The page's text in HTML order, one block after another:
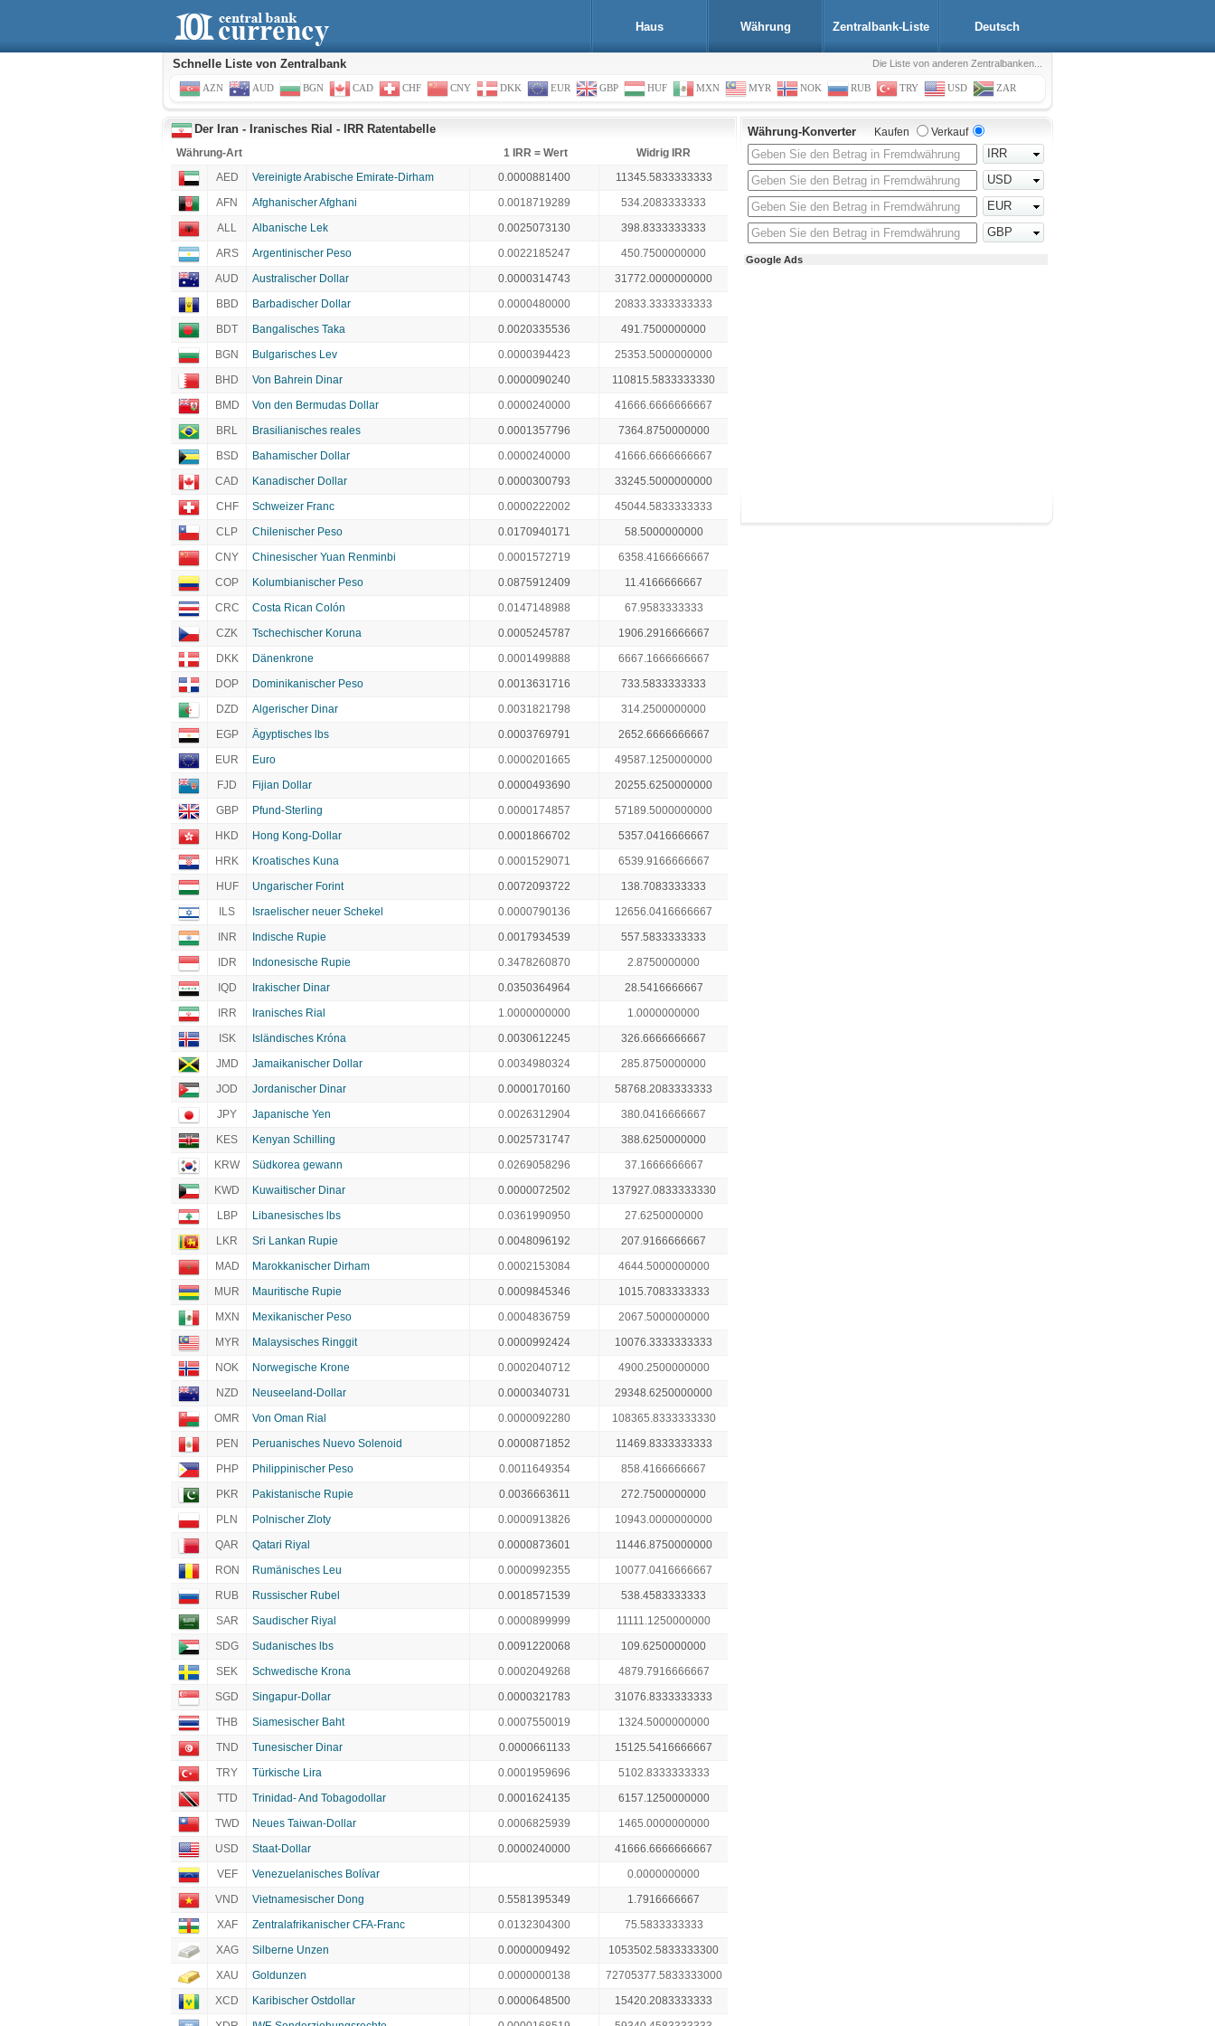
Haus Währung Zentralbank-Liste Deutsch
Schnelle Liste von Zentralbank Die Liste von anderen Zentralbanken...
AZN AUD BGN CAD CHF CNY DKK EUR GBP HUF MXN MYR NOK RUB TRY USD ZAR
Der Iran - Iranisches Rial - IRR Ratentabelle
Währung-Art 1 IRR = Wert
Widrig IRR
AED
Vereinigte Arabische Emirate-Dirham 0.0000881400
11345.5833333333
AFN
Afghanischer Afghani 0.0018719289
534.2083333333
ALL
Albanische Lek 0.0025073130
398.8333333333
ARS
Argentinischer Peso 0.0022185247
450.7500000000
AUD
Australischer Dollar 0.0000314743
31772.0000000000
BBD
Barbadischer Dollar 0.0000480000
20833.3333333333
BDT
Bangalisches Taka 0.0020335536
491.7500000000
BGN
Bulgarisches Lev 0.0000394423
25353.5000000000
BHD
Von Bahrein Dinar 0.0000090240
110815.5833333330
BMD
Von den Bermudas Dollar 0.0000240000
41666.6666666667
BRL
Brasilianisches reales 0.0001357796
7364.8750000000
BSD
Bahamischer Dollar 0.0000240000
41666.6666666667
CAD
Kanadischer Dollar 0.0000300793
33245.5000000000
CHF
Schweizer Franc 0.0000222002
45044.5833333333
CLP
Chilenischer Peso 0.0170940171
58.5000000000
CNY
Chinesischer Yuan Renminbi 0.0001572719
6358.4166666667
COP
Kolumbianischer Peso 0.0875912409
11.4166666667
CRC
Costa Rican Colón 0.0147148988
67.9583333333
CZK
Tschechischer Koruna 0.0005245787
1906.2916666667
DKK
Dänenkrone 0.0001499888
6667.1666666667
DOP
Dominikanischer Peso 0.0013631716
733.5833333333
DZD
Algerischer Dinar 0.0031821798
314.2500000000
EGP
Ägyptisches lbs 0.0003769791
2652.6666666667
EUR
Euro 0.0000201665
49587.1250000000
FJD
Fijian Dollar 0.0000493690
20255.6250000000
GBP
Pfund-Sterling 0.0000174857
57189.5000000000
HKD
Hong Kong-Dollar 0.0001866702
5357.0416666667
HRK
Kroatisches Kuna 0.0001529071
6539.9166666667
HUF
Ungarischer Forint 0.0072093722
138.7083333333
ILS
Israelischer neuer Schekel 0.0000790136
12656.0416666667
INR
Indische Rupie 0.0017934539
557.5833333333
IDR
Indonesische Rupie 0.3478260870
2.8750000000
IQD
Irakischer Dinar 0.0350364964
28.5416666667
IRR
Iranisches Rial 1.0000000000
1.0000000000
ISK
Isländisches Króna 0.0030612245
326.6666666667
JMD
Jamaikanischer Dollar 0.0034980324
285.8750000000
JOD
Jordanischer Dinar 0.0000170160
58768.2083333333
JPY
Japanische Yen 0.0026312904
380.0416666667
KES
Kenyan Schilling 0.0025731747
388.6250000000
KRW
Südkorea gewann 0.0269058296
37.1666666667
KWD
Kuwaitischer Dinar 0.0000072502
137927.0833333330
LBP
Libanesisches lbs 0.0361990950
27.6250000000
LKR
Sri Lankan Rupie 0.0048096192
207.9166666667
MAD
Marokkanischer Dirham 0.0002153084
4644.5000000000
MUR
Mauritische Rupie 0.0009845346
1015.7083333333
MXN
Mexikanischer Peso 0.0004836759
2067.5000000000
MYR
Malaysisches Ringgit 0.0000992424
10076.3333333333
NOK
Norwegische Krone 0.0002040712
4900.2500000000
NZD
Neuseeland-Dollar 0.0000340731
29348.6250000000
OMR
Von Oman Rial 0.0000092280
108365.8333333330
PEN
Peruanisches Nuevo Solenoid 0.0000871852
11469.8333333333
PHP
Philippinischer Peso 0.0011649354
858.4166666667
PKR
Pakistanische Rupie 0.0036663611
272.7500000000
PLN
Polnischer Zloty 0.0000913826
10943.0000000000
QAR
Qatari Riyal 0.0000873601
11446.8750000000
RON
Rumänisches Leu 0.0000992355
10077.0416666667
RUB
Russischer Rubel 0.0018571539
538.4583333333
SAR
Saudischer Riyal 0.0000899999
11111.1250000000
SDG
Sudanisches lbs 0.0091220068
109.6250000000
SEK
Schwedische Krona 0.0002049268
4879.7916666667
SGD
Singapur-Dollar 0.0000321783
31076.8333333333
THB
Siamesischer Baht 0.0007550019
1324.5000000000
TND
Tunesischer Dinar 0.0000661133
15125.5416666667
TRY
Türkische Lira 0.0001959696
5102.8333333333
TTD
Trinidad- And Tobagodollar 0.0001624135
6157.1250000000
TWD
Neues Taiwan-Dollar 0.0006825939
1465.0000000000
USD
Staat-Dollar 0.0000240000
41666.6666666667
VEF
Venezuelanisches Bolívar
0.0000000000
VND
Vietnamesischer Dong 0.5581395349
1.7916666667
XAF
Zentralafrikanischer CFA-Franc 0.0132304300
75.5833333333
XAG
Silberne Unzen 0.0000009492
1053502.5833333300
XAU
Goldunzen 0.0000000138
72705377.5833333000
XCD
Karibischer Ostdollar 0.0000648500
15420.2083333333
Währung-Konverter Kaufen Verkauf
IRR
USD
EUR
GBP
Google Ads